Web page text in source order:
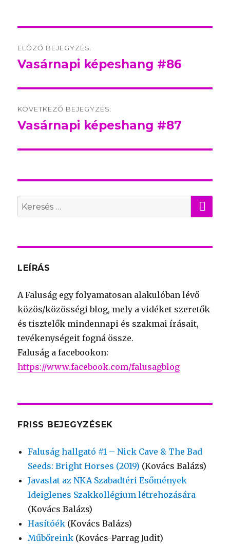
navigation
ELŐZŐ BEJEGYZÉS:
Előző
Vasárnapi képeshang #86
KÖVETKEZŐ BEJEGYZÉS:
Következő
Vasárnapi képeshang #87
Search
for:
LEÍRÁS
A Faluság egy folyamatosan alakulóban lévő
közös/közösségi blog, mely a vidéket szeretők
és tisztelők mindennapi és szakmai írásait,
tevékenységeit fogná össze.
Faluság a facebookon:
https://www.facebook.com/falusagblog
FRISS BEJEGYZÉSEK
Faluság hallgató #1 – Nick Cave & The Bad
Seeds: Bright Horses (2019) (Kovács Balázs)
Javaslat az NKA Szabadtéri Esőmények
Ideiglenes Szakkollégium létrehozására
(Kovács Balázs)
Hasítóék (Kovács Balázs)
Műbőreink (Kovács-Parrag Judit)